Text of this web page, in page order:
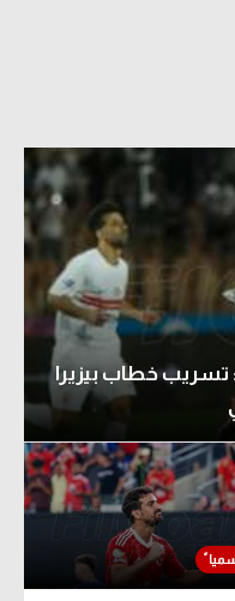
تسريب خطاب بيزيرا